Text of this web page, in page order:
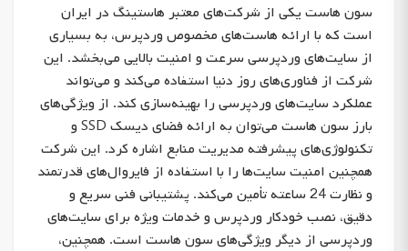
سون هاست یکی از شرکت‌های معتبر هاستینگ در ایران
است که با ارائه هاست‌های مخصوص وردپرس، به بسیاری
از سایت‌های وردپرسی سرعت و امنیت بالایی می‌بخشد. این
شرکت از فناوری‌های روز دنیا استفاده می‌کند و می‌تواند
عملکرد سایت‌های وردپرسی را بهینه‌سازی کند. از ویژگی‌های
بارز سون هاست می‌توان به ارائه فضای دیسک SSD و
تکنولوژی‌های پیشرفته مدیریت منابع اشاره کرد. این شرکت
همچنین امنیت سایت‌ها را با استفاده از فایروال‌های قدرتمند
و نظارت 24 ساعته تأمین می‌کند. پشتیبانی فنی سریع و
دقیق، نصب خودکار وردپرس و خدمات ویژه برای سایت‌های
وردپرسی از دیگر ویژگی‌های سون هاست است. همچنین،